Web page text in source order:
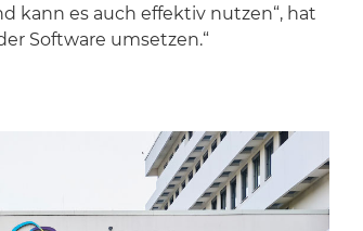
kann es auch effektiv nutzen“, hat
Software umsetzen.“